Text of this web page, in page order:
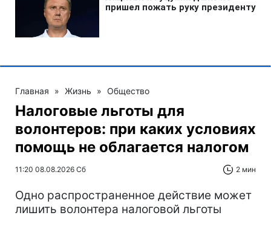
Главная » Жизнь » Общество
Налоговые льготы для
волонтеров: при каких условиях
помощь не облагается налогом
11:20 08.08.2026 Сб 2 мин
Одно распространенное действие может
лишить волонтера налоговой льготы